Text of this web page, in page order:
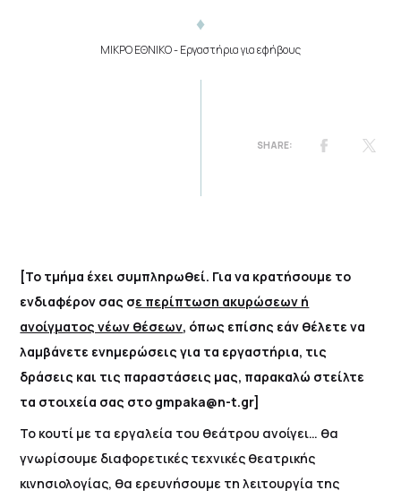
ΜΙΚΡΟ ΕΘΝΙΚΟ- Εργαστήρια για εφήβους
[Το τμήμα έχει συμπληρωθεί. Για να κρατήσουμε το
ενδιαφέρον σας σε περίπτωση ακυρώσεων ή
ανοίγματος νέων θέσεων, όπως επίσης εάν θέλετε να
λαμβάνετε ενημερώσεις για τα εργαστήρια, τις
δράσεις και τις παραστάσεις μας, παρακαλώ στείλτε
τα στοιχεία σας στο gmpaka@n-t.gr]
Το κουτί με τα εργαλεία του θεάτρου ανοίγει… θα
γνωρίσουμε διαφορετικές τεχνικές θεατρικής
κινησιολογίας, θα ερευνήσουμε τη λειτουργία της